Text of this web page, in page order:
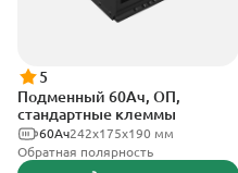
5
Подменный 60Ач, ОП,
стандартные клеммы
242х175х190 мм
60Ач
Обратная полярность